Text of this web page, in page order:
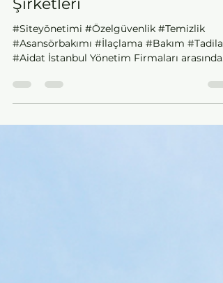
İstanbul Site Yönetim
Şirketleri
#Siteyönetimi #Özelgüvenlik #Temizlik
#Aidat İstanbul Yönetim Firmaları arasında
tüm...